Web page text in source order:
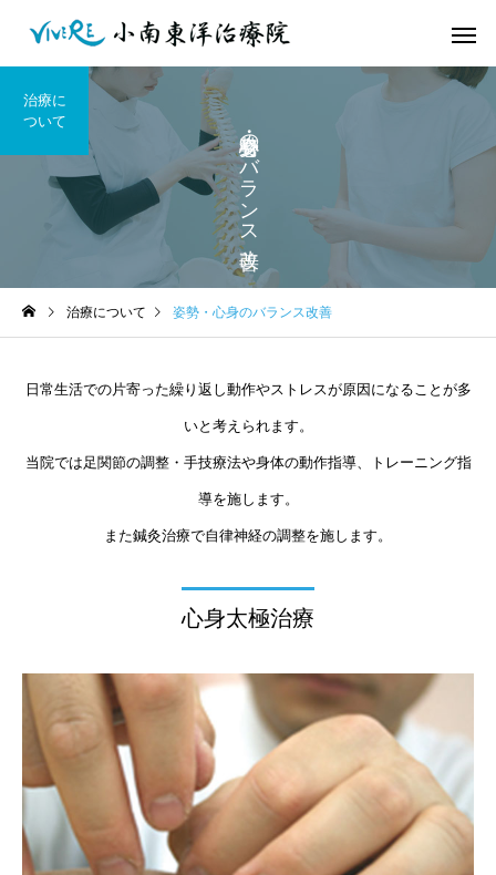
姿勢・心身のバランス改善
治療に
ついて
治療について 姿勢・心身のバランス改善
日常生活での片寄った繰り返し動作やストレスが原因になることが多
いと考えられます。
当院では足関節の調整・手技療法や身体の動作指導、トレーニング指
導を施します。
また鍼灸治療で自律神経の調整を施します。
心身太極治療